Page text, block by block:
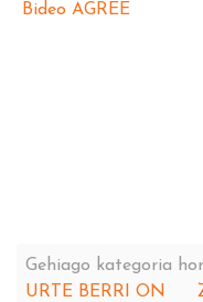
Bideo AGREE
Gehiago kategoria
URTE BERRI ON